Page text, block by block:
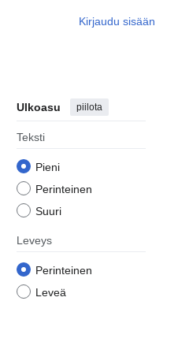
Kirjaudu sisään
Ulkoasu piilota
Teksti
Pieni
Perinteinen
Suuri
Leveys
Perinteinen
Leveä